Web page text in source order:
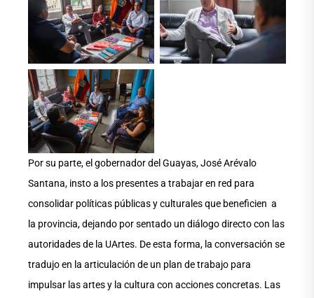
Por su parte, el gobernador del Guayas, José Arévalo
Santana, insto a los presentes a trabajar en red para
consolidar políticas públicas y culturales que beneficien a
la provincia, dejando por sentado un diálogo directo con las
autoridades de la UArtes. De esta forma, la conversación se
tradujo en la articulación de un plan de trabajo para
impulsar las artes y la cultura con acciones concretas. Las